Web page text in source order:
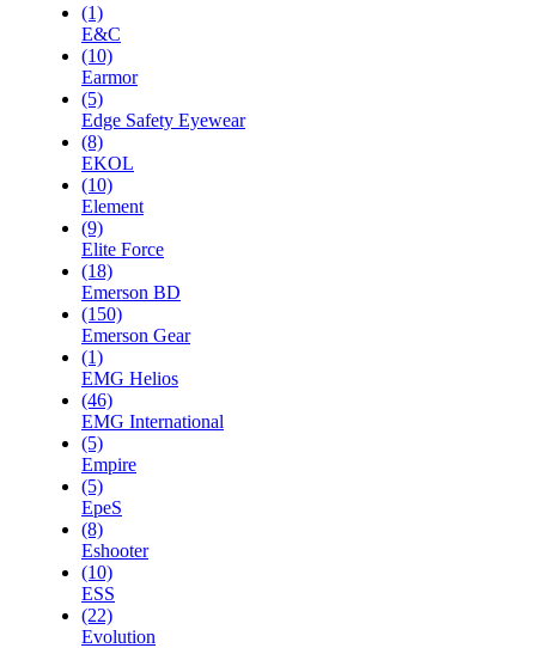
(1)
E&C
(10)
Earmor
(5)
Edge Safety Eyewear
(8)
EKOL
(10)
Element
(9)
Elite Force
(18)
Emerson BD
(150)
Emerson Gear
(1)
EMG Helios
(46)
EMG International
(5)
Empire
(5)
EpeS
(8)
Eshooter
(10)
ESS
(22)
Evolution